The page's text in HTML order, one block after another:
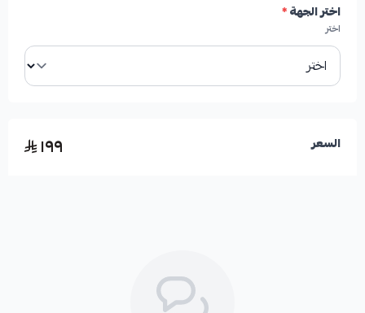
🛡️ الكفالة: 6 شهور
اختر الجهة*
اختر
السعر ١٩٩